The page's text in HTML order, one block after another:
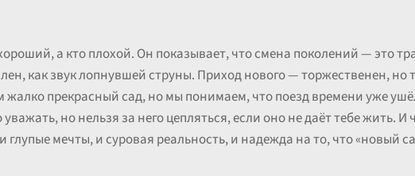
а кто плохой. Он показывает, что смена поколений — это
как звук лопнувшей струны. Приход нового — торжественен,
жалко прекрасный сад, но мы понимаем, что поезд времени уже
но нельзя за него цепляться, если оно не даёт тебе жить. И
глупые мечты, и суровая реальность, и надежда на то, что «новый